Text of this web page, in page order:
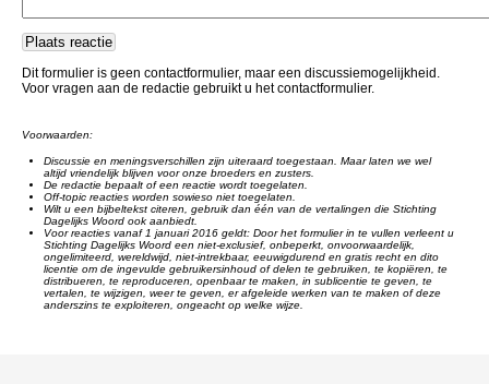
Dit formulier is geen contactformulier, maar een discussiemogelijkheid.
Voor vragen aan de redactie gebruikt u het contactformulier.
Voorwaarden:
Discussie en meningsverschillen zijn uiteraard toegestaan. Maar laten we wel
altijd vriendelijk blijven voor onze broeders en zusters.
De redactie bepaalt of een reactie wordt toegelaten.
Off-topic reacties worden sowieso niet toegelaten.
Wilt u een bijbeltekst citeren, gebruik dan één van de vertalingen die Stichting
Dagelijks Woord ook aanbiedt.
Voor reacties vanaf 1 januari 2016 geldt: Door het formulier in te vullen verleent u
Stichting Dagelijks Woord een niet-exclusief, onbeperkt, onvoorwaardelijk,
ongelimiteerd, wereldwijd, niet-intrekbaar, eeuwigdurend en gratis recht en dito
licentie om de ingevulde gebruikersinhoud of delen te gebruiken, te kopiëren, te
distribueren, te reproduceren, openbaar te maken, in sublicentie te geven, te
vertalen, te wijzigen, weer te geven, er afgeleide werken van te maken of deze
anderszins te exploiteren, ongeacht op welke wijze.